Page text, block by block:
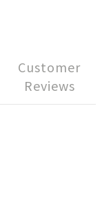
Customer
Reviews